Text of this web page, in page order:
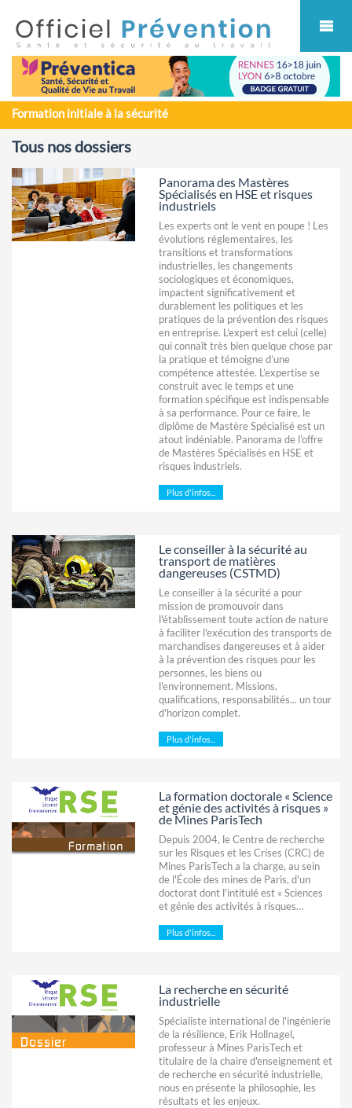
Formation initiale à la sécurité
Tous nos dossiers
Panorama des Mastères
Spécialisés en HSE et risques
industriels
Les experts ont le vent en poupe ! Les
évolutions réglementaires, les
transitions et transformations
industrielles, les changements
sociologiques et économiques,
impactent significativement et
durablement les politiques et les
pratiques de la prévention des risques
en entreprise. L’expert est celui (celle)
qui connaît très bien quelque chose par
la pratique et témoigne d’une
compétence attestée. L’expertise se
construit avec le temps et une
formation spécifique est indispensable
à sa performance. Pour ce faire, le
diplôme de Mastère Spécialisé est un
atout indéniable. Panorama de l’offre
de Mastères Spécialisés en HSE et
risques industriels.
Plus d'infos...
Le conseiller à la sécurité au
transport de matières
dangereuses (CSTMD)
Le conseiller à la sécurité a pour
mission de promouvoir dans
l'établissement toute action de nature
à faciliter l'exécution des transports de
marchandises dangereuses et à aider
à la prévention des risques pour les
personnes, les biens ou
l'environnement. Missions,
qualifications, responsabilités... un tour
d'horizon complet.
Plus d'infos...
La formation doctorale « Science
et génie des activités à risques »
de Mines ParisTech
Depuis 2004, le Centre de recherche
sur les Risques et les Crises (CRC) de
Mines ParisTech a la charge, au sein
de l'École des mines de Paris, d'un
doctorat dont l'intitulé est « Sciences
et génie des activités à risques…
Plus d'infos...
La recherche en sécurité
industrielle
Spécialiste international de l'ingénierie
de la résilience, Erik Hollnagel,
professeur à Mines ParisTech et
titulaire de la chaire d'enseignement et
de recherche en sécurité industrielle,
nous en présente la philosophie, les
résultats et les enjeux.